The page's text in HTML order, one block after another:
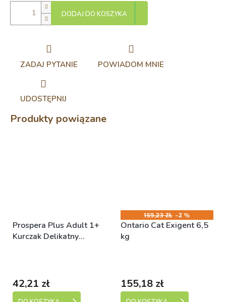
DODAJ DO KOSZYKA
ZADAJ PYTANIE POWIADOM MNIE
UDOSTĘPNIJ
Produkty powiązane
Prospera Plus Adult 1+
Kurczak Delikatny
42,21 zł
159,23 ZŁ –2 %
Ontario Cat Exigent 6,5
kg
155,18 zł